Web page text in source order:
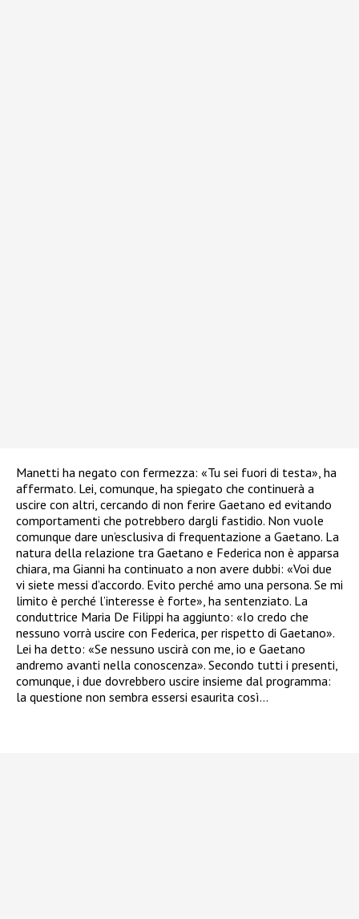
Manetti ha negato con fermezza: «Tu sei fuori di testa», ha
affermato. Lei, comunque, ha spiegato che continuerà a
uscire con altri, cercando di non ferire Gaetano ed evitando
comportamenti che potrebbero dargli fastidio. Non vuole
comunque dare un’esclusiva di frequentazione a Gaetano. La
natura della relazione tra Gaetano e Federica non è apparsa
chiara, ma Gianni ha continuato a non avere dubbi: «Voi due
vi siete messi d’accordo. Evito perché amo una persona. Se mi
limito è perché l’interesse è forte», ha sentenziato. La
conduttrice Maria De Filippi ha aggiunto: «Io credo che
nessuno vorrà uscire con Federica, per rispetto di Gaetano».
Lei ha detto: «Se nessuno uscirà con me, io e Gaetano
andremo avanti nella conoscenza». Secondo tutti i presenti,
comunque, i due dovrebbero uscire insieme dal programma:
la questione non sembra essersi esaurita così…